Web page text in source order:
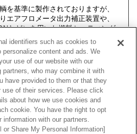
を基準に製作されておりますが、
エアフロメータ出力補正装置や、
など）を用いた燃料セッティング
ります。
類別 型式 エンジン
CD9A 4G63(TURBO) 92/10 -94/
identifiers such as cookies to
content and ads. We
use of our website with our
partners, who may combine it with
have provided to them or that they
use of their services. Please click
about how we use cookies and
cookie. You have the right to opt
information with our partners.
Share My Personal Information]